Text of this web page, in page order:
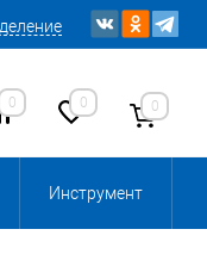
0 0 0
Инструмент